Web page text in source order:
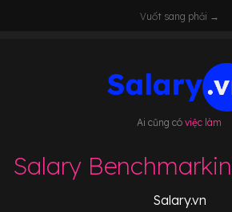
Vuốt sang phải →
Ai cũng có việc làm
Salary
Salary.vn